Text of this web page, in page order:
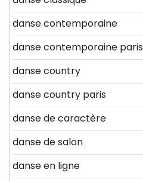
danse contemporaine
danse contemporaine paris
danse country
danse country paris
danse de caractère
danse de salon
danse en ligne